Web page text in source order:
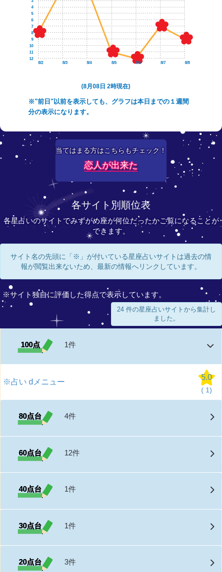
8/2 8/3 8/4 8/5 8/6 8/7 8/8
12
11
10
9
8
7
6
5
4
(8月08日 2時現在)
※"前日"以前を表示しても、グラフは本日までの１週間
分の表示になります。
当てはまる方はこちらもチェック！
恋人が出来た
各サイト別順位表
各星占いのサイトでみずがめ座が何位だったかご覧になることが
できます。
サイト名の先頭に「※」が付いている星座占いサイトは過去の情
報が閲覧出来ないため、最新の情報へリンクしています。
※サイト独自に評価した得点で表示しています。
24 件の星座占いサイトから集計し
ました。
100点 1件
※占い dメニュー
5.0
( 1)
80点台 4件
60点台 12件
40点台 1件
30点台 1件
20点台 3件